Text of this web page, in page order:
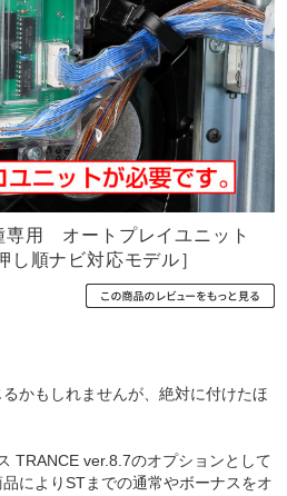
専用 オートプレイユニット
し順ナビ対応モデル］
かもしれませんが、絶対に付けたほ
TRANCE ver.8.7のオプションとして
によりSTまでの通常やボーナスをオ